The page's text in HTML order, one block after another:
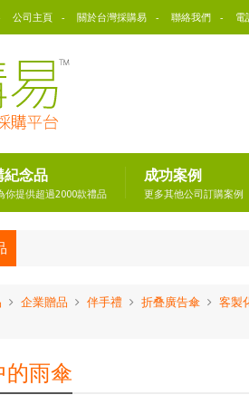
公司主頁 關於台灣採購易 聯絡我們 電
紀念品
你提供超過2000款禮品
成功案例
更多其他公司訂購案例
企業贈品 伴手禮 折叠廣告傘 客製
的雨傘